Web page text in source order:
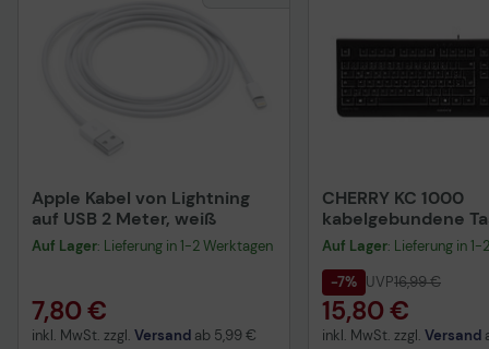
Apple Kabel von Lightning
auf USB 2 Meter, weiß
Auf Lager: Lieferung in 1-2 Werktagen
7,80 €
inkl. MwSt. zzgl. Versand ab 5,99 €
CHERRY KC 1000
kabelgebundene
QWERTZ DE -
Auf Lager: Lieferung in
-7% UVP16,99 €
15,80 €
inkl. MwSt. zzgl. Versand